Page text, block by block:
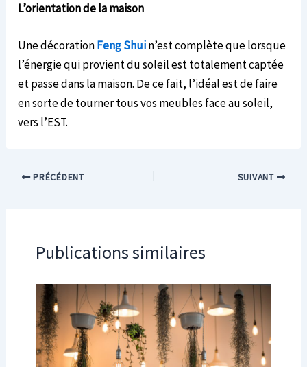
L’orientation de lamaison
Une décorationFeng Shuin’est complète que lorsque
l’énergie qui provient du soleil est totalement captée
et passe dans la maison. De ce fait, l’idéal est de faire
en sorte de tourner tous vos meubles face au soleil,
vers l’EST.
PRÉCÉDENT SUIVANT
Publications similaires